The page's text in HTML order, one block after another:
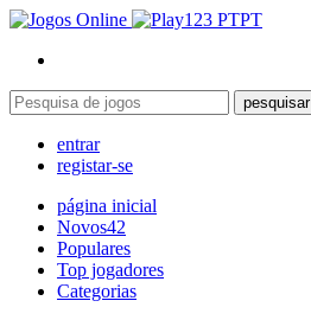
PT
pesquisar
entrar
registar-se
página inicial
Novos42
Populares
Top jogadores
Categorias